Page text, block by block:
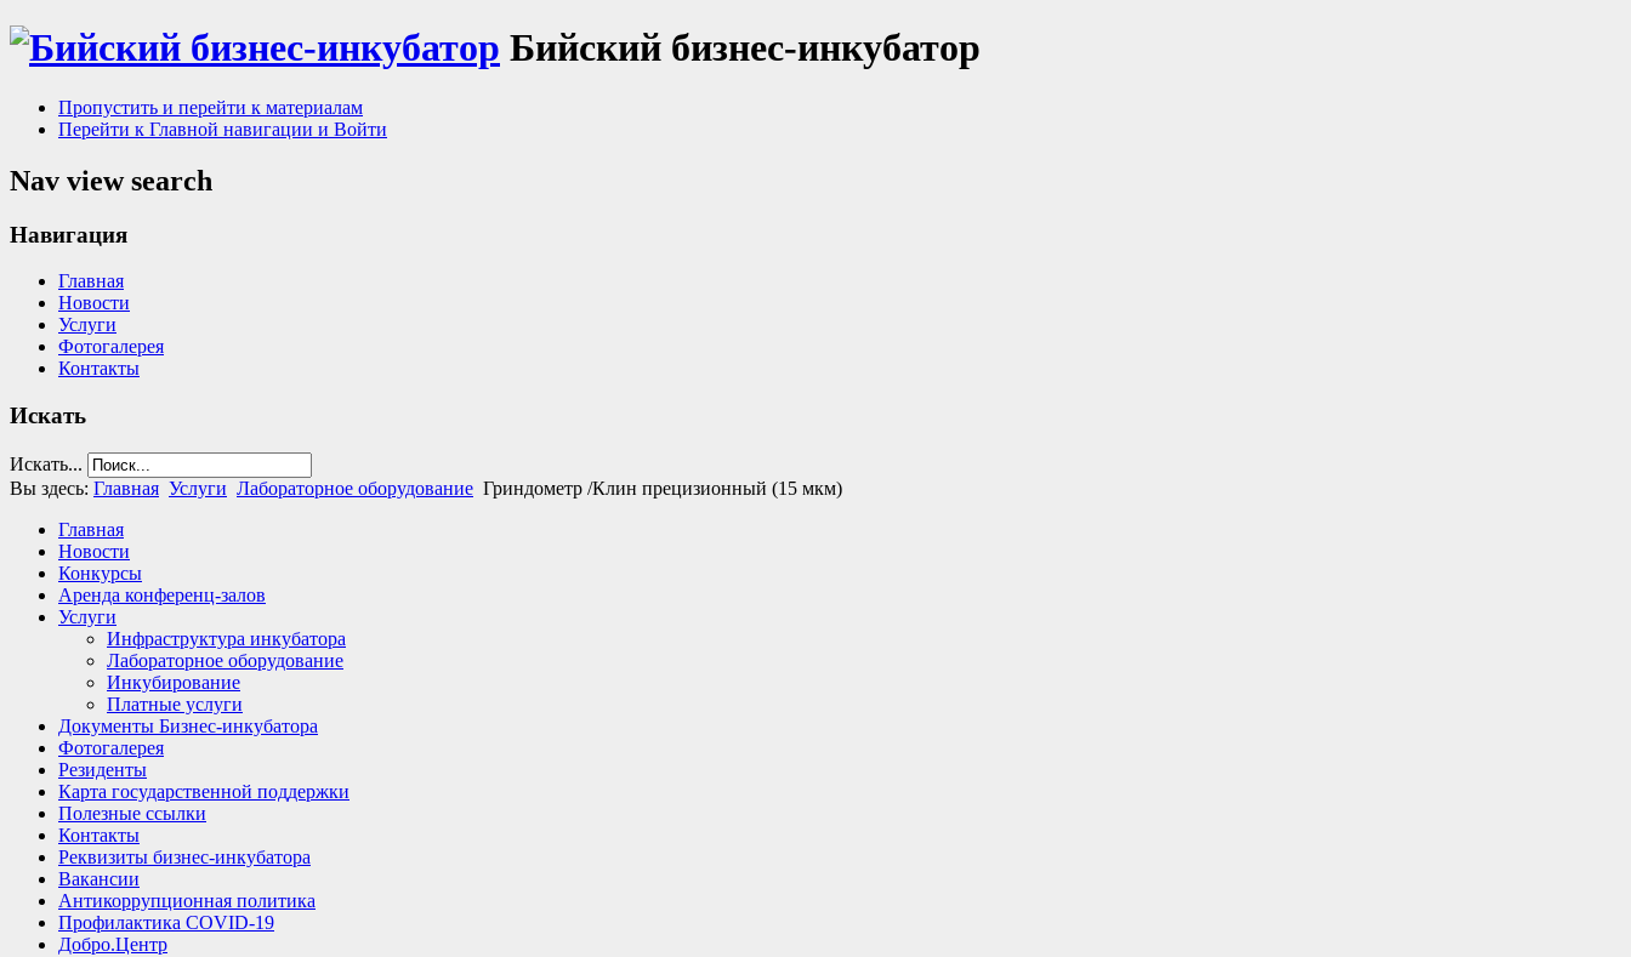
Бийский бизнес-инкубатор
Пропустить и перейти к материалам
Перейти к Главной навигации и Войти
Nav view search
Навигация
Главная
Новости
Услуги
Фотогалерея
Контакты
Искать
Искать...
Вы здесь: Главная Услуги Лабораторное оборудование Гриндометр /Клин прецизионный (15 мкм)
Главная
Новости
Конкурсы
Аренда конференц-залов
Услуги
Инфраструктура инкубатора
Лабораторное оборудование
Инкубирование
Платные услуги
Документы Бизнес-инкубатора
Фотогалерея
Резиденты
Карта государственной поддержки
Полезные ссылки
Контакты
Реквизиты бизнес-инкубатора
Вакансии
Антикоррупционная политика
Профилактика COVID-19
Добро.Центр